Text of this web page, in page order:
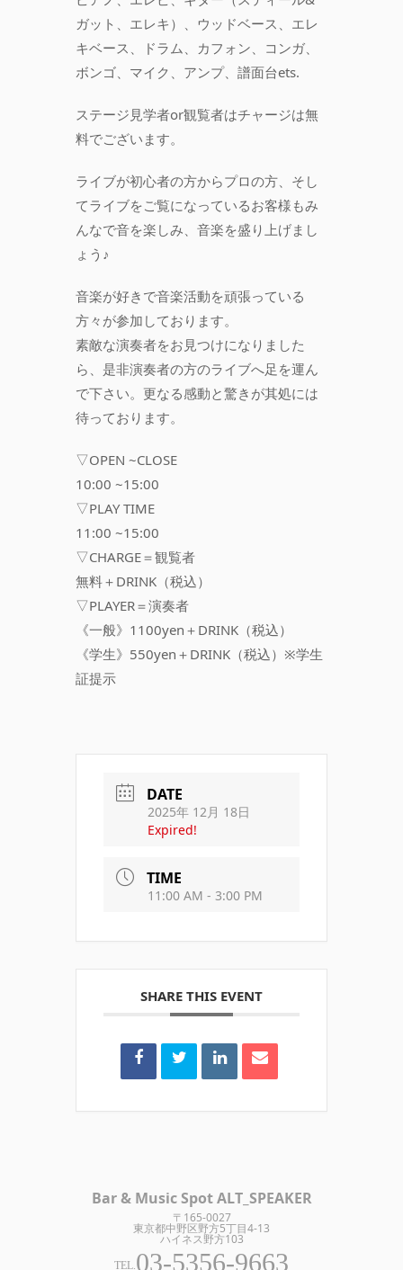
ガット、エレキ）、ウッドベース、エレ
キベース、ドラム、カフォン、コンガ、
ボンゴ、マイク、アンプ、譜面台ets.
ステージ見学者or観覧者はチャージは無
料でございます。
ライブが初心者の方からプロの方、そし
てライブをご覧になっているお客様もみ
んなで音を楽しみ、音楽を盛り上げまし
ょう♪
音楽が好きで音楽活動を頑張っている
方々が参加しております。
素敵な演奏者をお見つけになりました
ら、是非演奏者の方のライブへ足を運ん
で下さい。更なる感動と驚きが其処には
待っております。
▽OPEN ~CLOSE
10:00 ~15:00
▽PLAY TIME
11:00 ~15:00
▽CHARGE＝観覧者
無料＋DRINK（税込）
▽PLAYER＝演奏者
《一般》1100yen＋DRINK（税込）
《学生》550yen＋DRINK（税込）※学生
証提示
DATE
2025年 12月 18日
Expired!
TIME
11:00 AM - 3:00 PM
SHARE THIS EVENT
Bar & Music Spot ALT_SPEAKER
〒165-0027
東京都中野区野方5丁目4-13
ハイネス野方103
TEL.03-5356-9663